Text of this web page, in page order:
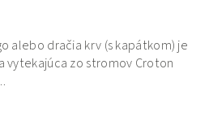
alebo dračia krv (s kapátkom) je
vytekajúca zo stromov Croton